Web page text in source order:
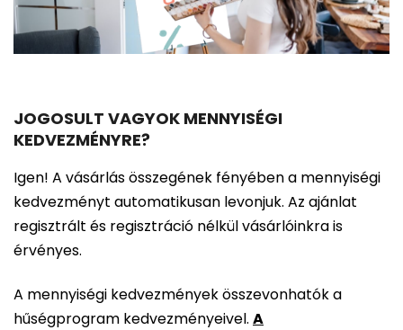
JOGOSULT VAGYOK MENNYISÉGI
KEDVEZMÉNYRE?
Igen! A vásárlás összegének fényében a mennyiségi
kedvezményt automatikusan levonjuk. Az ajánlat
regisztrált és regisztráció nélkül vásárlóinkra is
érvényes.
A mennyiségi kedvezmények összevonhatók a
hűségprogram kedvezményeivel. A